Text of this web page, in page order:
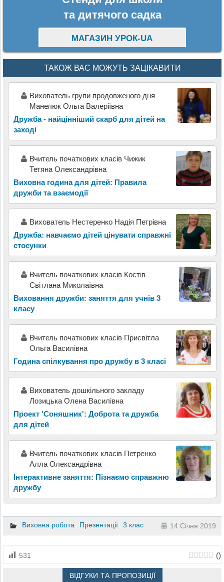
та дитячого садка
МАГАЗИН УРОК-UA
ТАКОЖ ВАС МОЖУТЬ ЗАЦІКАВИТИ
Вихователь групи продовженого дня
Манелюк Ольга Валеріївна
Дружба - найцінніший скарб для дітей на
заході
Вчитель початкових класів Чижик
Тетяна Олександрівна
Виховна година для дітей: Правила
дружби та взаємодії
Вихователь Нестеренко Надія Петрівна
Дружба: навчаємо дітей цінувати справжні
стосунки
Вчитель початкових класів Костів
Світлана Миколаївна
Виховання дружби: заняття для учнів 3
класу
Вчитель початкових класів Присвітла
Ольга Василівна
Година спілкування про дружбу в 3 класі
Вихователь дошкільного закладу
Лозицька Олена Василівна
Проект 'Соняшник': Доброта та дружба
для дітей
Вчитель початкових класів Петренко
Алла Олександрівна
Інтерактивне заняття: Пізнаємо справжню
дружбу
Виховна робота Презентації 3 клас 14 Січня 2019
531 ()
ВІДГУКИ ТА ПРОПОЗИЦІЇ